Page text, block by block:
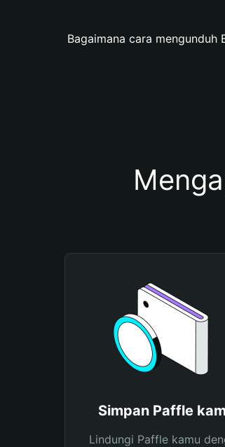
Bagaimana cara
Simpan Paffle
Lindungi Paffle kamu